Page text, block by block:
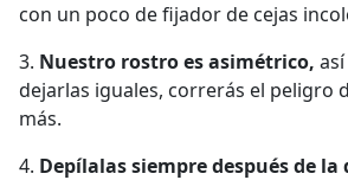
con un poco de fijador de cejas
3. Nuestro rostro es asimétrico,
dejarlas iguales, correrás el peligro
más.
4. Depílalassiempre después de la